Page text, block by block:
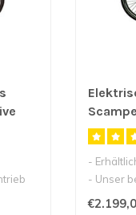
-
- Unser
24inch..